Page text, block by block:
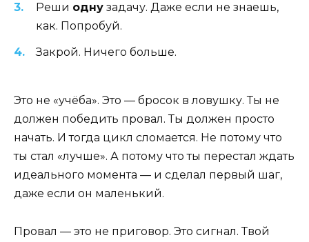
Реши одну задачу. Даже если не знаешь,
как. Попробуй.
Закрой. Ничего больше.
Это не «учёба». Это — бросок в ловушку. Ты не
должен победить провал. Ты должен просто
начать. И тогда цикл сломается. Не потому что
ты стал «лучше». А потому что ты перестал ждать
идеального момента — и сделал первый шаг,
даже если он маленький.
Провал — это не приговор. Это сигнал. Твой